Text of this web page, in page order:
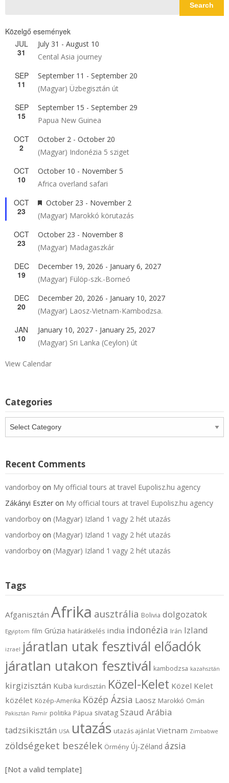
Search
Közelgő események
JUL
31
July 31 - August 10
Cental Asia journey
SEP
11
September 11 - September 20
(Magyar) Üzbegisztán út
SEP
15
September 15 - September 29
Papua New Guinea
OCT
2
October 2 - October 20
(Magyar) Indonézia 5 sziget
OCT
10
October 10 - November 5
Africa overland safari
OCT
23
Featured
October 23 - November 2
(Magyar) Marokkó körutazás
OCT
23
October 23 - November 8
(Magyar) Madagaszkár
DEC
19
December 19, 2026 - January 6, 2027
(Magyar) Fülöp-szk.-Borneó
DEC
20
December 20, 2026 - January 10, 2027
(Magyar) Laosz-Vietnam-Kambodzsa.
JAN
10
January 10, 2027 - January 25, 2027
(Magyar) Sri Lanka (Ceylon) út
View Calendar
Categories
Recent Comments
vandorboy on My official tours at travel Eupolisz.hu agency
Zákányi Eszter on My official tours at travel Eupolisz.hu agency
vandorboy on (Magyar) Izland 1 vagy 2 hét utazás
vandorboy on (Magyar) Izland 1 vagy 2 hét utazás
vandorboy on (Magyar) Izland 1 vagy 2 hét utazás
Tags
Afganisztán Afrika ausztrália Bolivia dolgozatok
Egyiptom film Grúzia határátkelés india indonézia Irán Izland
izrael járatlan utak fesztivál előadók
járatlan utakon fesztivál kambodzsa kazahsztán
kirgizisztán Kuba kurdisztán Közel-Kelet Közel Kelet
közélet Közép-Amerika Közép Ázsia Laosz Marokkó Omán
Pakisztán Pamír politika Pápua sivatag Szaud Arábia
tadzsikisztán USA utazás utazás ajánlat Vietnam Zimbabwe
zöldségeket beszélek Örmény Új-Zéland ázsia
[Not a valid template]